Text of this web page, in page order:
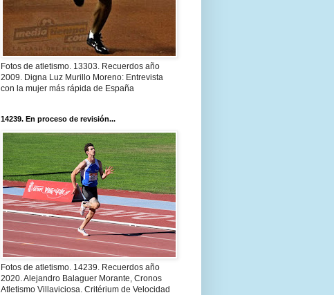
Fotos de atletismo. 13303. Recuerdos año
2009. Digna Luz Murillo Moreno: Entrevista
con la mujer más rápida de España
14239. En proceso de revisión...
Fotos de atletismo. 14239. Recuerdos año
2020. Alejandro Balaguer Morante, Cronos
Atletismo Villaviciosa. Critérium de Velocidad